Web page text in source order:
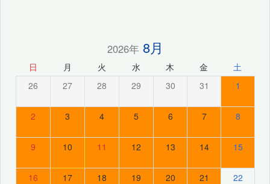
2026年8月
日 月 火 水 木 金 土
26 27 28 29 30 31 1
2 3 4 5 6 7 8
9 10 11 12 13 14 15
16 17 18 19 20 21 22